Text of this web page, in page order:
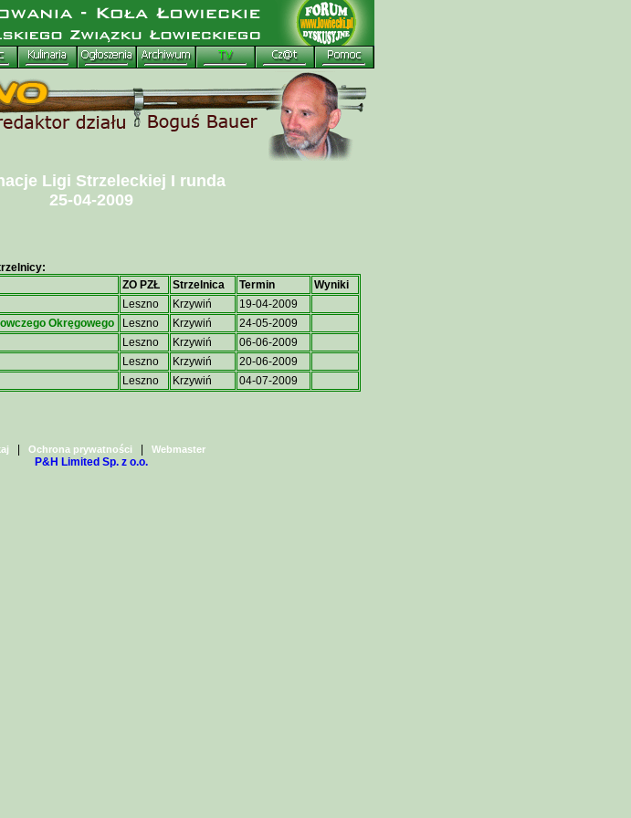
Ligi Strzeleckiej I runda
25-04-2009
ZO PZŁ Strzelnica Termin
Wyniki
Leszno Krzywiń
19-04-2009
Okręgowego Leszno Krzywiń
24-05-2009
Leszno Krzywiń
06-06-2009
Leszno Krzywiń
20-06-2009
Leszno Krzywiń 04-07-2009
Ochrona prywatności Webmaster
P&H Limited Sp. z o.o.